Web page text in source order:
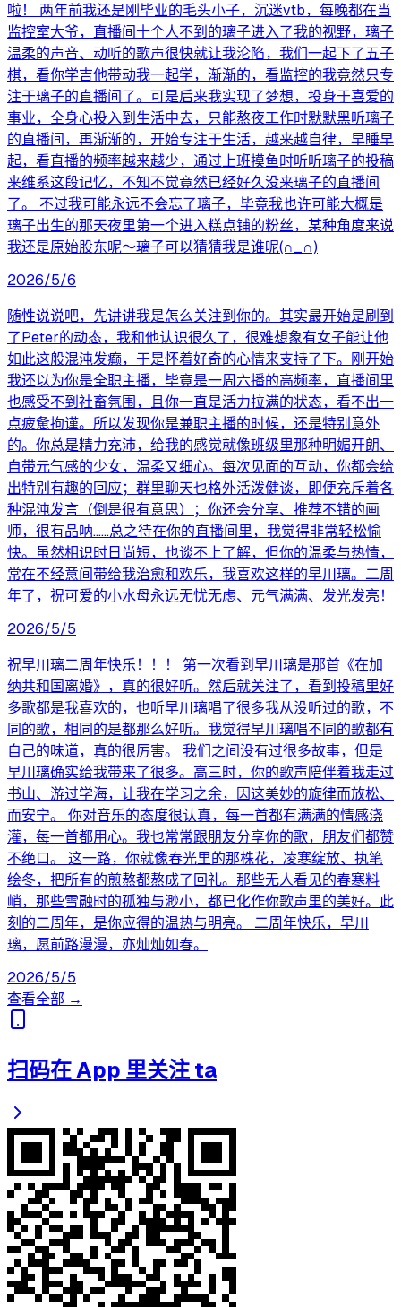
啦！ 两年前我还是刚毕业的毛头小子，沉迷vtb，每晚都在当
监控室大爷，直播间十个人不到的璃子进入了我的视野，璃子
温柔的声音、动听的歌声很快就让我沦陷，我们一起下了五子
棋，看你学吉他带动我一起学，渐渐的，看监控的我竟然只专
注于璃子的直播间了。可是后来我实现了梦想，投身于喜爱的
事业，全身心投入到生活中去，只能熬夜工作时默默黑听璃子
的直播间，再渐渐的，开始专注于生活，越来越自律，早睡早
起，看直播的频率越来越少，通过上班摸鱼时听听璃子的投稿
来维系这段记忆，不知不觉竟然已经好久没来璃子的直播间
了。 不过我可能永远不会忘了璃子，毕竟我也许可能大概是
璃子出生的那天夜里第一个进入糕点铺的粉丝，某种角度来说
我还是原始股东呢～璃子可以猜猜我是谁呢(∩_∩)
2026/5/6
随性说说吧，先讲讲我是怎么关注到你的。其实最开始是刷到
了Peter的动态，我和他认识很久了，很难想象有女子能让他
如此这般混沌发癫，于是怀着好奇的心情来支持了下。刚开始
我还以为你是全职主播，毕竟是一周六播的高频率，直播间里
也感受不到社畜氛围，且你一直是活力拉满的状态，看不出一
点疲惫拘谨。所以发现你是兼职主播的时候，还是特别意外
的。你总是精力充沛，给我的感觉就像班级里那种明媚开朗、
自带元气感的少女，温柔又细心。每次见面的互动，你都会给
出特别有趣的回应；群里聊天也格外活泼健谈，即便充斥着各
种混沌发言（倒是很有意思）；你还会分享、推荐不错的画
师，很有品呐......总之待在你的直播间里，我觉得非常轻松愉
快。虽然相识时日尚短，也谈不上了解，但你的温柔与热情，
常在不经意间带给我治愈和欢乐，我喜欢这样的早川璃。二周
年了，祝可爱的小水母永远无忧无虑、元气满满、发光发亮！
2026/5/5
祝早川璃二周年快乐！！！ 第一次看到早川璃是那首《在加
纳共和国离婚》，真的很好听。然后就关注了，看到投稿里好
多歌都是我喜欢的，也听早川璃唱了很多我从没听过的歌，不
同的歌，相同的是都那么好听。我觉得早川璃唱不同的歌都有
自己的味道，真的很厉害。 我们之间没有过很多故事，但是
早川璃确实给我带来了很多。高三时，你的歌声陪伴着我走过
书山、游过学海，让我在学习之余，因这美妙的旋律而放松、
而安宁。 你对音乐的态度很认真，每一首都有满满的情感浇
灌，每一首都用心。我也常常跟朋友分享你的歌，朋友们都赞
不绝口。 这一路，你就像春光里的那株花，凌寒绽放、执笔
绘冬，把所有的煎熬都熬成了回礼。那些无人看见的春寒料
峭，那些雪融时的孤独与渺小，都已化作你歌声里的美好。此
刻的二周年，是你应得的温热与明亮。 二周年快乐，早川
璃，愿前路漫漫，亦灿灿如春。
2026/5/5
查看全部 →
扫码在 App 里关注 ta